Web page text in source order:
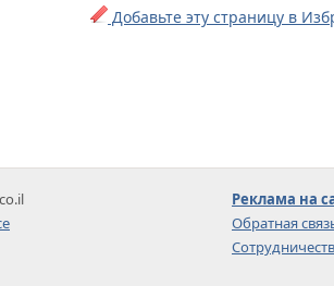
Добавьте эту страницу в
Реклама на
Обратная